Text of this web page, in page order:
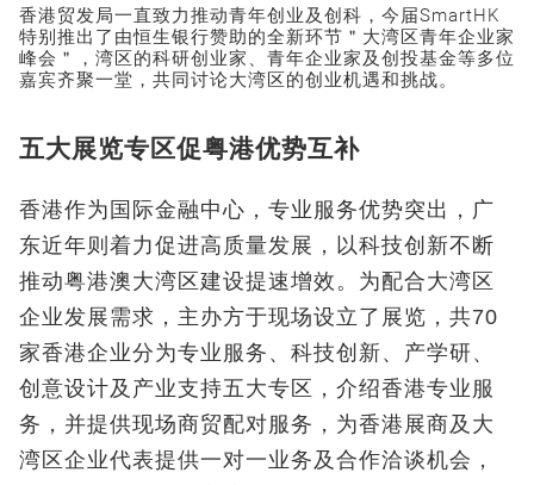
香港贸发局一直致力推动青年创业及创科，今届SmartHK
特别推出了由恒生银行赞助的全新环节＂大湾区青年企业家
峰会＂，湾区的科研创业家、青年企业家及创投基金等多位
嘉宾齐聚一堂，共同讨论大湾区的创业机遇和挑战。
五大展览专区促粤港优势互补
香港作为国际金融中心，专业服务优势突出，广
东近年则着力促进高质量发展，以科技创新不断
推动粤港澳大湾区建设提速增效。为配合大湾区
企业发展需求，主办方于现场设立了展览，共70
家香港企业分为专业服务、科技创新、产学研、
创意设计及产业支持五大专区，介绍香港专业服
务，并提供现场商贸配对服务，为香港展商及大
湾区企业代表提供一对一业务及合作洽谈机会，